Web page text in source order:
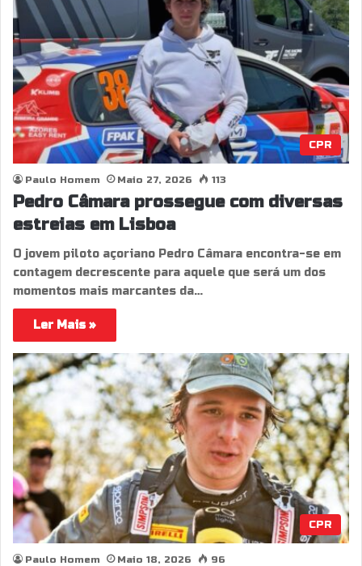
CPR
Paulo Homem Maio 27, 2026 113
Pedro Câmara prossegue com diversas
estreias em Lisboa
O jovem piloto açoriano Pedro Câmara encontra-se em
contagem decrescente para aquele que será um dos
momentos mais marcantes da…
Ler Mais »
CPR
Paulo Homem Maio 18, 2026 96